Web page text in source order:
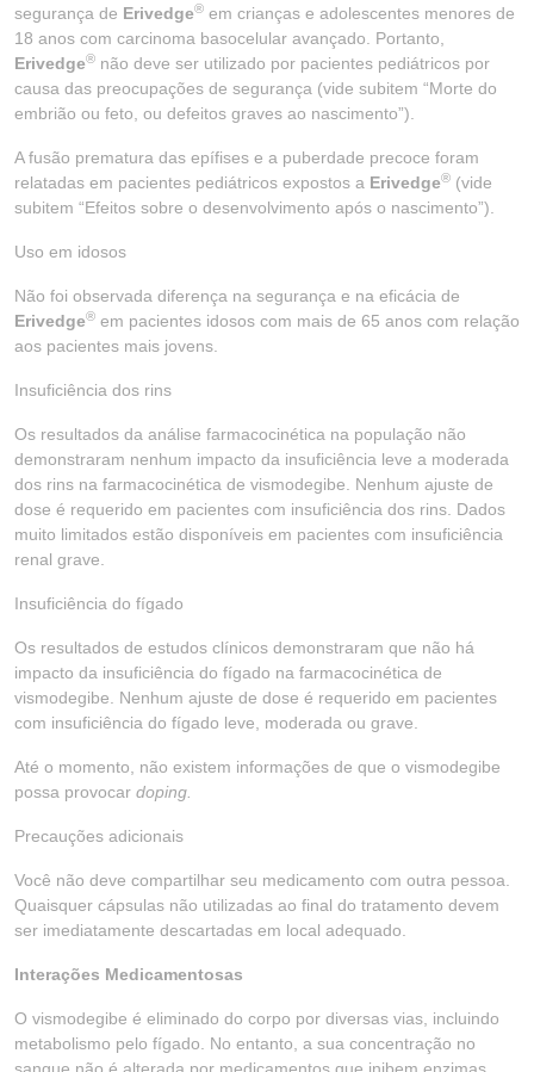
segurança de Erivedge® em crianças e adolescentes menores de
18 anos com carcinoma basocelular avançado. Portanto,
Erivedge® não deve ser utilizado por pacientes pediátricos por
causa das preocupações de segurança (vide subitem “Morte do
embrião ou feto, ou defeitos graves ao nascimento”).
A fusão prematura das epífises e a puberdade precoce foram
relatadas em pacientes pediátricos expostos a Erivedge® (vide
subitem “Efeitos sobre o desenvolvimento após o nascimento”).
Uso em idosos
Não foi observada diferença na segurança e na eficácia de
Erivedge® em pacientes idosos com mais de 65 anos com relação
aos pacientes mais jovens.
Insuficiência dos rins
Os resultados da análise farmacocinética na população não
demonstraram nenhum impacto da insuficiência leve a moderada
dos rins na farmacocinética de vismodegibe. Nenhum ajuste de
dose é requerido em pacientes com insuficiência dos rins. Dados
muito limitados estão disponíveis em pacientes com insuficiência
renal grave.
Insuficiência do fígado
Os resultados de estudos clínicos demonstraram que não há
impacto da insuficiência do fígado na farmacocinética de
vismodegibe. Nenhum ajuste de dose é requerido em pacientes
com insuficiência do fígado leve, moderada ou grave.
Até o momento, não existem informações de que o vismodegibe
possa provocar doping.
Precauções adicionais
Você não deve compartilhar seu medicamento com outra pessoa.
Quaisquer cápsulas não utilizadas ao final do tratamento devem
ser imediatamente descartadas em local adequado.
Interações Medicamentosas
O vismodegibe é eliminado do corpo por diversas vias, incluindo
metabolismo pelo fígado. No entanto, a sua concentração no